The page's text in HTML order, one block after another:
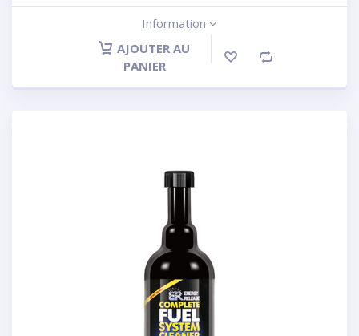
Information
AJOUTER AU
PANIER